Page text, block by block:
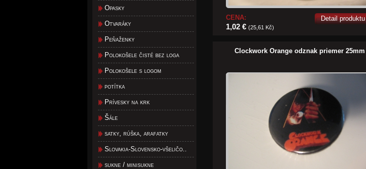
Opasky
Otvaráky
Peňaženky
Polokošele čisté bez loga
Polokošele s logom
potítka
Prívesky na krk
Šále
satky, rúška, arafatky
Slovakia-Slovensko-všeličo..
sukne / minisukne
CENA:
1,02 € (25,61 Kč)
Detail produktu
Clockwork Orange odznak priemer 25mm